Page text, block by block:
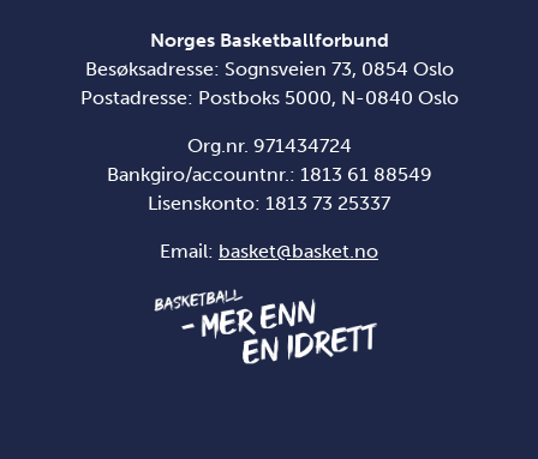
Norges Basketballforbund
Besøksadresse: Sognsveien 73, 0854 Oslo
Postadresse: Postboks 5000, N-0840 Oslo
Org.nr. 971434724
Bankgiro/accountnr.: 1813 61 88549
Lisenskonto: 1813 73 25337
Email: basket@basket.no